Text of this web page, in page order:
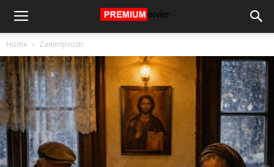
Home Zanimljivosti